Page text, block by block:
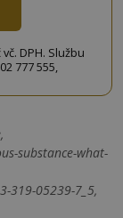
DPH. Službu
777 555,
substance-what-
319-05239-7_5,